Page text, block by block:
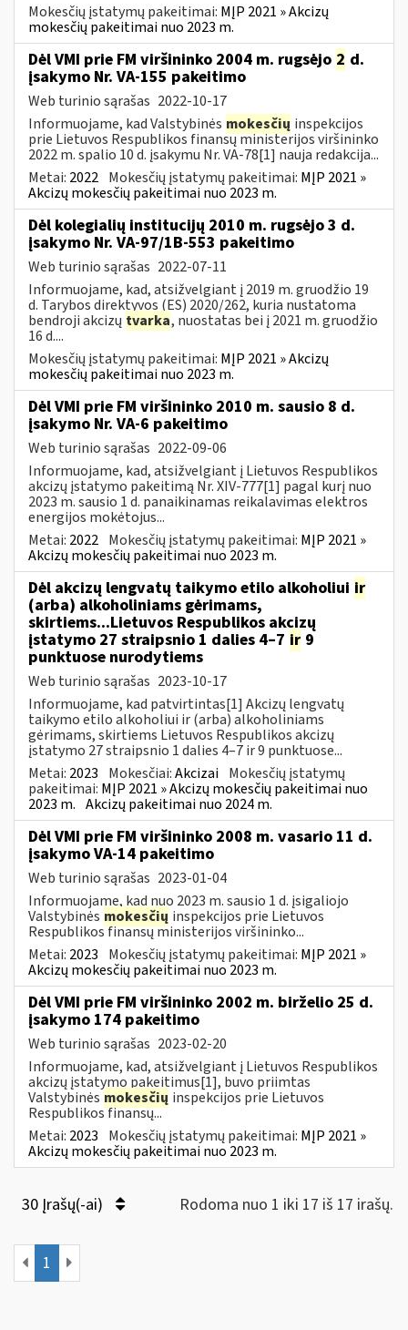
Mokesčių įstatymų pakeitimai: MĮP 2021 » Akcizų
mokesčių pakeitimai nuo 2023 m.
Dėl VMI prie FM viršininko 2004 m. rugsėjo 2 d.
įsakymo Nr. VA-155 pakeitimo
Web turinio sąrašas 2022-10-17
Informuojame, kad Valstybinės mokesčių inspekcijos
prie Lietuvos Respublikos finansų ministerijos viršininko
2022 m. spalio 10 d. įsakymu Nr. VA-78[1] nauja redakcija...
Metai: 2022 Mokesčių įstatymų pakeitimai: MĮP 2021 »
Akcizų mokesčių pakeitimai nuo 2023 m.
Dėl kolegialių institucijų 2010 m. rugsėjo 3 d.
įsakymo Nr. VA-97/1B-553 pakeitimo
Web turinio sąrašas 2022-07-11
Informuojame, kad, atsižvelgiant į 2019 m. gruodžio 19
d. Tarybos direktyvos (ES) 2020/262, kuria nustatoma
bendroji akcizų tvarka, nuostatas bei į 2021 m. gruodžio
16 d....
Mokesčių įstatymų pakeitimai: MĮP 2021 » Akcizų
mokesčių pakeitimai nuo 2023 m.
Dėl VMI prie FM viršininko 2010 m. sausio 8 d.
įsakymo Nr. VA-6 pakeitimo
Web turinio sąrašas 2022-09-06
Informuojame, kad, atsižvelgiant į Lietuvos Respublikos
akcizų įstatymo pakeitimą Nr. XIV-777[1] pagal kurį nuo
2023 m. sausio 1 d. panaikinamas reikalavimas elektros
energijos mokėtojus...
Metai: 2022 Mokesčių įstatymų pakeitimai: MĮP 2021 »
Akcizų mokesčių pakeitimai nuo 2023 m.
Dėl akcizų lengvatų taikymo etilo alkoholiui ir
(arba) alkoholiniams gėrimams,
skirtiems...Lietuvos Respublikos akcizų
įstatymo 27 straipsnio 1 dalies 4–7 ir 9
punktuose nurodytiems
Web turinio sąrašas 2023-10-17
Informuojame, kad patvirtintas[1] Akcizų lengvatų
taikymo etilo alkoholiui ir (arba) alkoholiniams
gėrimams, skirtiems Lietuvos Respublikos akcizų
įstatymo 27 straipsnio 1 dalies 4–7 ir 9 punktuose...
Metai: 2023 Mokesčiai:Akcizai Mokesčių įstatymų
pakeitimai: MĮP 2021 » Akcizų mokesčių pakeitimai nuo
2023 m. Akcizų pakeitimai nuo 2024 m.
Dėl VMI prie FM viršininko 2008 m. vasario 11 d.
įsakymo VA-14 pakeitimo
Web turinio sąrašas 2023-01-04
Informuojame, kad nuo 2023 m. sausio 1 d. įsigaliojo
Valstybinės mokesčių inspekcijos prie Lietuvos
Respublikos finansų ministerijos viršininko...
Metai: 2023 Mokesčių įstatymų pakeitimai: MĮP 2021 »
Akcizų mokesčių pakeitimai nuo 2023 m.
Dėl VMI prie FM viršininko 2002 m. birželio 25 d.
įsakymo 174 pakeitimo
Web turinio sąrašas 2023-02-20
Informuojame, kad, atsižvelgiant į Lietuvos Respublikos
akcizų įstatymo pakeitimus[1], buvo priimtas
Valstybinės mokesčių inspekcijos prie Lietuvos
Respublikos finansų...
Metai: 2023 Mokesčių įstatymų pakeitimai: MĮP 2021 »
Akcizų mokesčių pakeitimai nuo 2023 m.
30 Įrašų(-ai) Rodoma nuo 1 iki 17 iš 17 irašų.
1